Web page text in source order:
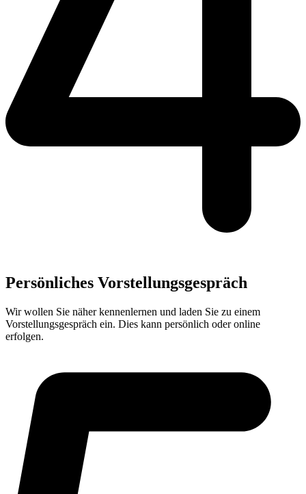
Persönliches Vorstellungsgespräch
Wir wollen Sie näher kennenlernen und laden Sie zu einem
Vorstellungsgespräch ein. Dies kann persönlich oder online
erfolgen.